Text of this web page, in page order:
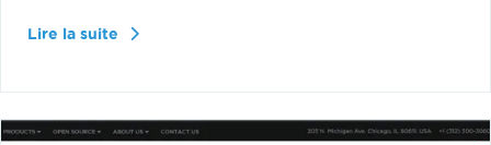
Lire la suite